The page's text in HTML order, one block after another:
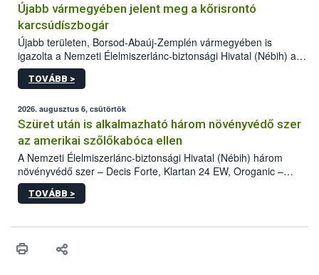
Újabb vármegyében jelent meg a kőrisrontó
karcsúdíszbogár
Újabb területen, Borsod-Abaúj-Zemplén vármegyében is
igazolta a Nemzeti Élelmiszerlánc-biztonsági Hivatal (Nébih) a
kőrisrontó karcsúdíszbogár (Agrilus planipennis) jelenlétét. A
kártevőt nem csak színcsapdában találták meg, de már fertőzött
az intenzív felderítést, emellett az intézkedéseket a szlovák
hatósággal is összehangolják a terjedés megállítása érdekében.
TOVÁBB >
2026. augusztus 6, csütörtök
Szüret után is alkalmazható három növényvédő szer
az amerikai szőlőkabóca ellen
A Nemzeti Élelmiszerlánc-biztonsági Hivatal (Nébih) három
növényvédő szer – Decis Forte, Klartan 24 EW, Oroganic –
engedélyokiratát módosította, így azok a szüretet követően,
egészen a vesszőérettség (BBCH 91) stádiumáig
érésű szőlőkben is legyen lehetőség a károsító elleni további
felhasználók számára is elérhető és ökológiai termesztésben is
TOVÁBB >